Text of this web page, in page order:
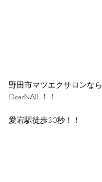
野田市マツエクサロンなら
DearNAIL！！
愛宕駅徒歩30秒！！